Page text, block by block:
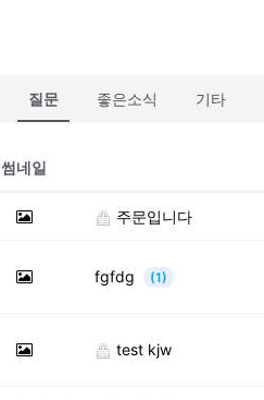
질문 좋은소식 기타
썸네일
주문입니다
fgfdg (1)
test kjw